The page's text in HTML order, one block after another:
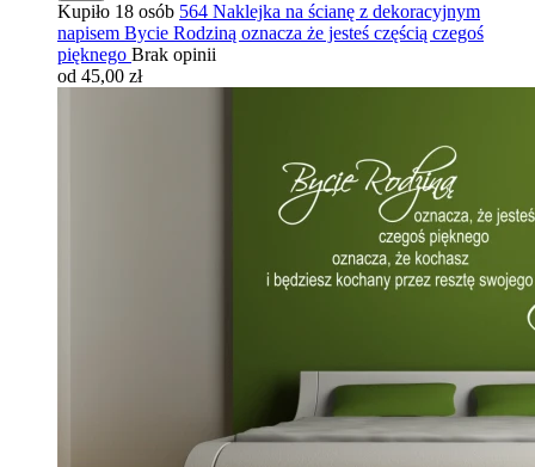
Kupiło 18 osób 564 Naklejka na ścianę z dekoracyjnym
napisem Bycie Rodziną oznacza że jesteś częścią czegoś
pięknego Brak opinii
od 45,00 zł